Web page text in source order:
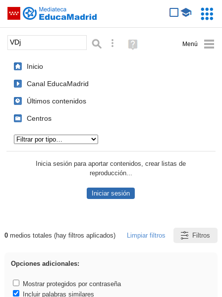
Saltar navegación
Palabra o frase: Búsqueda avanzada
Ayuda
(en
Inicio
Canal EducaMadrid
Últimos contenidos
Centros
Inicia sesión para aportar contenidos, crear listas de
reproducción...
Iniciar sesión
Resultados de: VDj
0medios totales (hay filtros aplicados) Limpiar filtros Filtros
Opciones adicionales:
Mostrar protegidos por contraseña
Incluir palabras similares